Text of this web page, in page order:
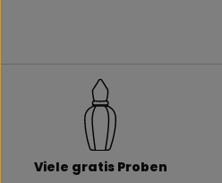
Viele gratis Proben